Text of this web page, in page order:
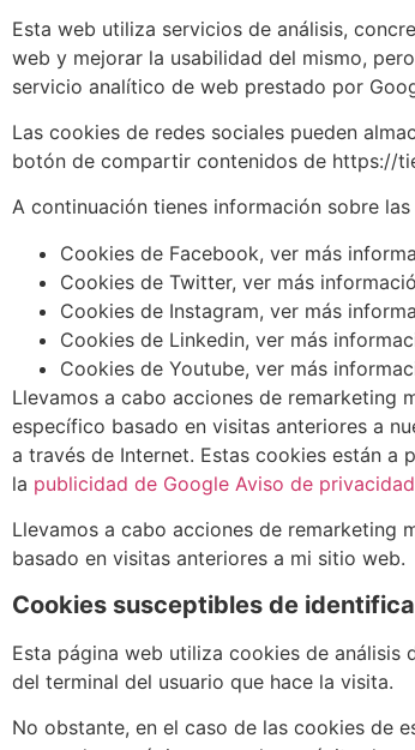
Esta web utiliza servicios de análisis,
web y mejorar la usabilidad del mismo,
servicio analítico de web prestado por
Las cookies de redes sociales pueden
botón de compartir contenidos de https://
A continuación tienes información sobre
Cookies de Facebook, ver más
Cookies de Twitter, ver más
Cookies de Instagram, ver más
Cookies de Linkedin, ver más
Cookies de Youtube, ver más
Llevamos a cabo acciones de remarketing
específico basado en visitas anteriores a
a través de Internet. Estas cookies están
la publicidad de Google Aviso de privacidad
Llevamos a cabo acciones de remarketing
basado en visitas anteriores a mi sitio web.
Cookies susceptibles de
Esta página web utiliza cookies de
del terminal del usuario que hace la visita.
No obstante, en el caso de las cookies de